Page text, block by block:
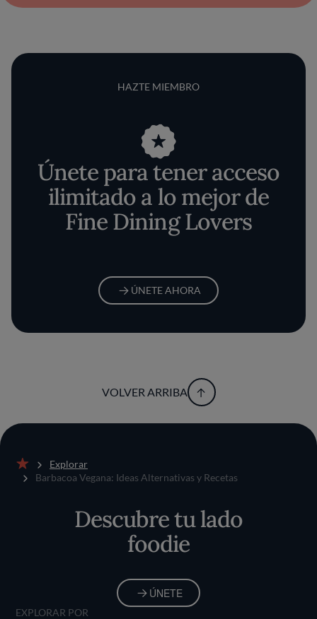
HAZTE MIEMBRO
Únete para tener acceso
ilimitado a lo mejor de
Fine Dining Lovers
ÚNETE AHORA
VOLVER ARRIBA
Inicio
Explorar
Barbacoa Vegana: Ideas Alternativas y Recetas
Descubre tu lado
foodie
ÚNETE
EXPLORAR POR